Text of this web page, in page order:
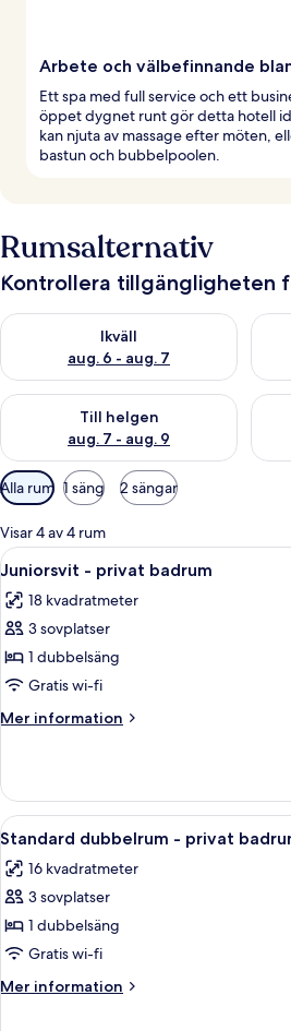
Arbete och välbefinnande
Ett spa med full service och ett
öppet dygnet runt gör detta hotell
kan njuta av massage efter möten,
bastun och bubbelpoolen.
Rumsalternativ
Kontrollera tillgängligheten
Ikväll
aug. 6 - aug. 7
Kontrollera tillgängligheten för ikväll
Till helgen
aug. 7 - aug. 9
Kontrollera tillgängligheten för den
Tillgängliga
filter
för
rum
Alla rum 1 säng 2 sängar
Visar 4 av 4 rum
Öppna
alla
foton
för
Juniorsvit
-
privat
badrum
Ett
5
Juniorsvit - privat badrum
18 kvadratmeter
3 sovplatser
1 dubbelsäng
Gratis wi-fi
Mer information
Mer
-
privat
badrum
Öppna
alla
foton
för
Standard
dubbelrum
-
privat
Ett
5
Standard dubbelrum - privat
16 kvadratmeter
3 sovplatser
1 dubbelsäng
Gratis wi-fi
Mer information
Mer